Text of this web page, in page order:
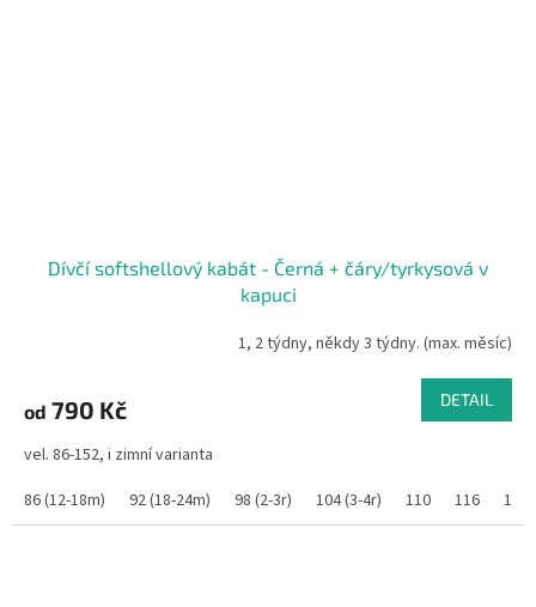
Dívčí softshellový kabát - Černá + čáry/tyrkysová v
kapuci
1, 2 týdny, někdy 3 týdny. (max. měsíc)
od 790 Kč DETAIL
vel. 86-152, i zimní varianta
86 (12-18m)
92 (18-24m) 98 (2-3r) 104 (3-4r) 110 116 122